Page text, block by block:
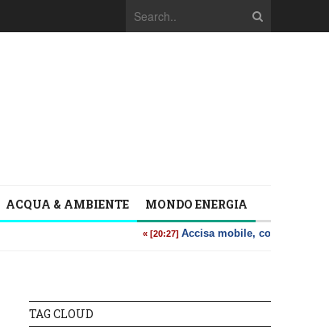
ACQUA & AMBIENTE MONDO ENERGIA
TAG CLOUD